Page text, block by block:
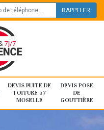
DEVIS FUITE DE
TOITURE 57
MOSELLE
DEVIS POSE
DE
GOUTTIÈRE